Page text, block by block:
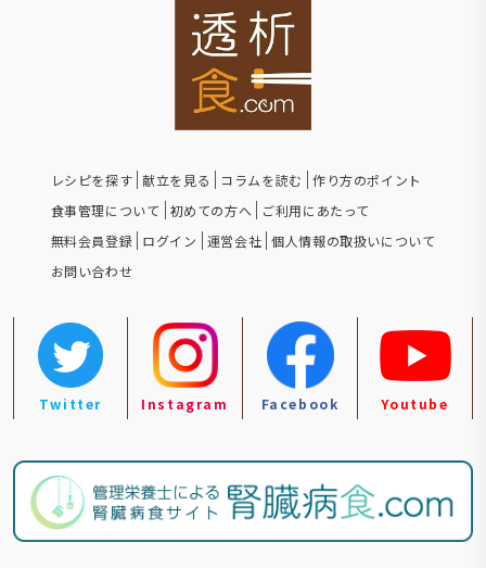
レシピを探す 献立を見る コラムを読む
作り方のポイント
食事管理について
初めての方へ
ご利用にあたって
無料会員登録 ログイン 運営会社 個人情報の取扱いについて
お問い合わせ
Twitter Instagram Facebook Youtube